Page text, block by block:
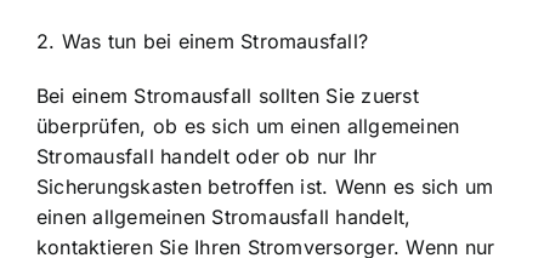
2. Was tun bei einem Stromausfall?
Bei einem Stromausfall sollten Sie zuerst
überprüfen, ob es sich um einen allgemeinen
Stromausfall handelt oder ob nur Ihr
Sicherungskasten betroffen ist. Wenn es sich um
einen allgemeinen Stromausfall handelt,
kontaktieren Sie Ihren Stromversorger. Wenn nur